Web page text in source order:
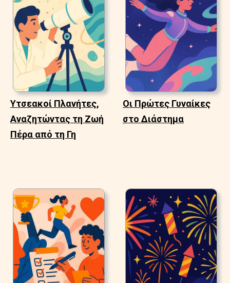
Υτσεακοί Πλανήτες,
Αναζητώντας τη Ζωή
Πέρα από τη Γη
Οι Πρώτες Γυναίκες
στο Διάστημα